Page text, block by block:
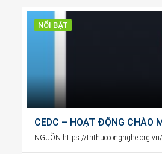
NỔI BẬT
CEDC – HOẠT ĐỘNG CHÀO
NGUỒN:https://